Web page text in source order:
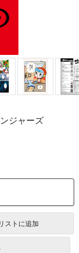
ジャーズ
ストに追加